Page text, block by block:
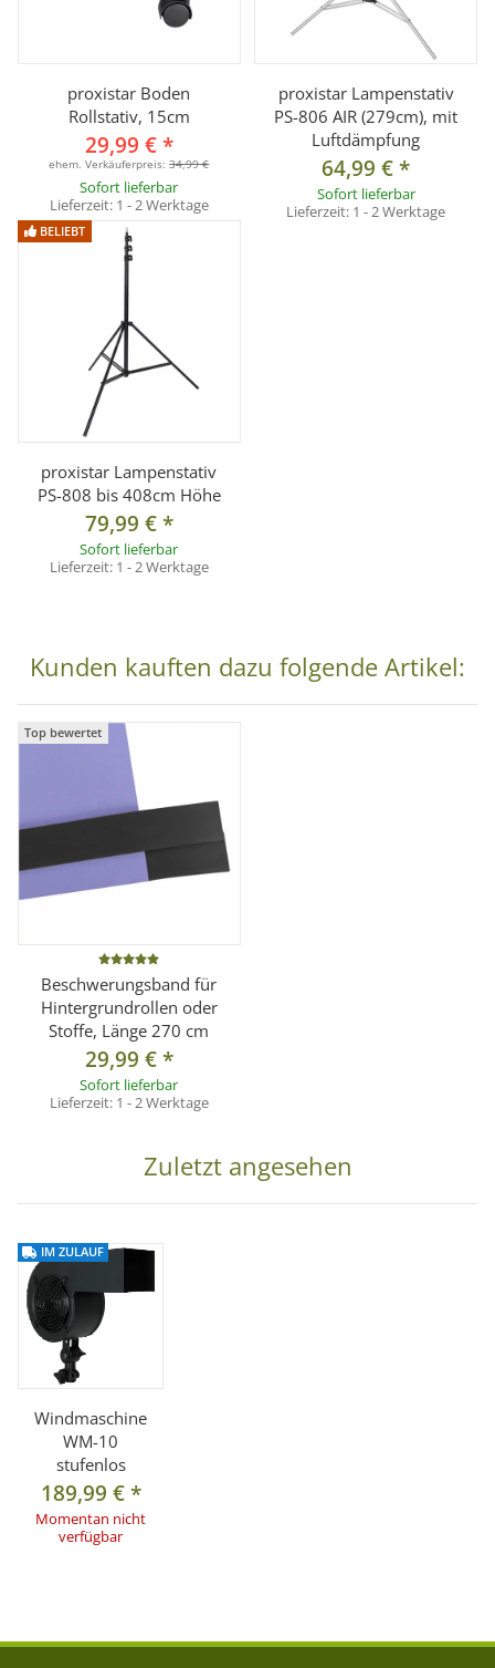
- Laufgeschwindigkeit: max 2600 U/min
- Gewicht: ca. 4 kg
Lieferumfang:
1x Windmaschine WM-10 mit Kabelfernbedienung
proxistar Boden
Rollstativ, 15cm
29,99 €*
ehem. Verkäuferpreis:34,99 €
Sofort lieferbar
Lieferzeit: 1 - 2 Werktage
proxistar Lampenstativ
PS-806 AIR (279cm), mit
Luftdämpfung
64,99 €*
Sofort lieferbar
Lieferzeit: 1 - 2 Werktage
BELIEBT
proxistar Lampenstativ
PS-808 bis 408cm Höhe
79,99 €*
Sofort lieferbar
Lieferzeit: 1 - 2 Werktage
Kunden kauften dazu folgende Artikel:
Top bewertet
Beschwerungsband für
Hintergrundrollen oder
Stoffe, Länge 270 cm
29,99 €*
Sofort lieferbar
Lieferzeit: 1 - 2 Werktage
Zuletzt angesehen
IM ZULAUF
Windmaschine
WM-10
stufenlos
189,99 €*
Momentan nicht
verfügbar